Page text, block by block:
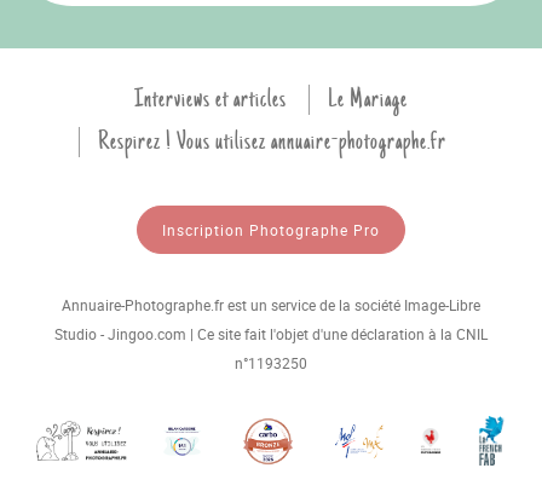
Interviews et articles
Le Mariage
Respirez ! Vous utilisez annuaire-photographe.fr
Inscription Photographe Pro
Annuaire-Photographe.fr est un service de la société Image-Libre
Studio - Jingoo.com | Ce site fait l'objet d'une déclaration à la CNIL
n°1193250